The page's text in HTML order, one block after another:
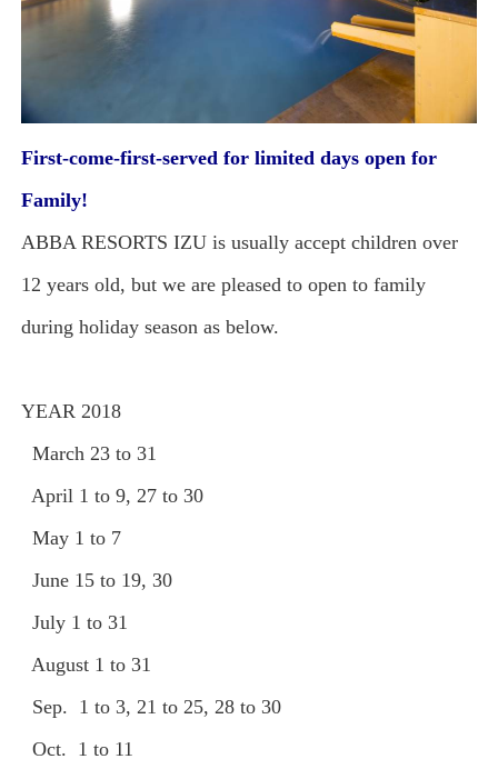
First-come-first-served for limited days open for
Family!
ABBA RESORTS IZU is usually accept children over
12 years old, but we are pleased to open to family
during holiday season as below.
YEAR 2018
March 23 to 31
April 1 to 9, 27 to 30
May 1 to 7
June 15 to 19, 30
July 1 to 31
August 1 to 31
Sep. 1 to 3, 21 to 25, 28 to 30
Oct. 1 to 11